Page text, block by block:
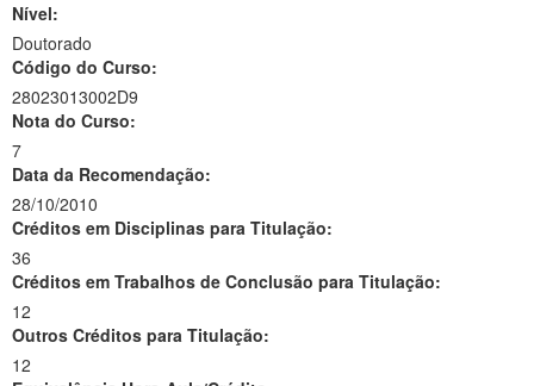
Nível:
Doutorado
Código do Curso:
28023013002D9
Nota do Curso:
7
Data da Recomendação:
28/10/2010
Créditos em Disciplinas para Titulação:
36
Créditos em Trabalhos de Conclusão para Titulação:
12
Outros Créditos para Titulação:
12